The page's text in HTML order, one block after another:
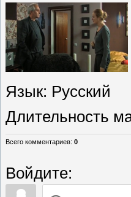
Язык: Русский
Длительность
Всего комментариев: 0
Войдите: